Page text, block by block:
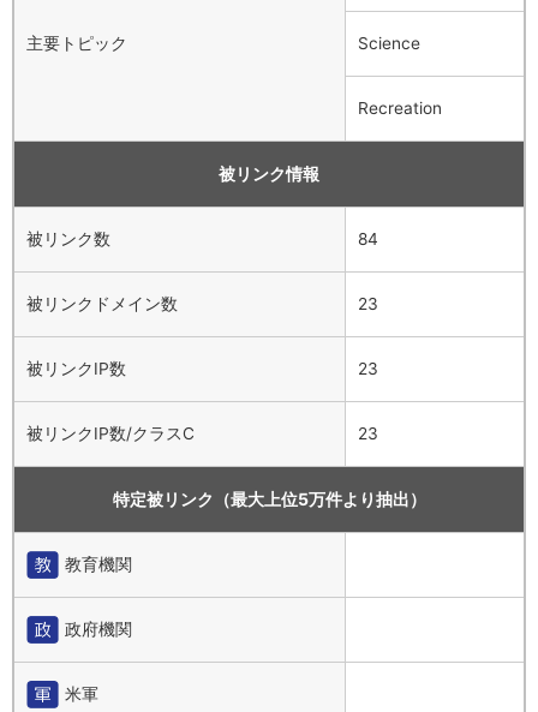
主要トピック Science
Recreation
被リンク情報
被リンク数 84
被リンクドメイン数 23
被リンクIP数 23
被リンクIP数/クラスC 23
特定被リンク（最大上位5万件より抽出）
教育機関
政府機関
米軍